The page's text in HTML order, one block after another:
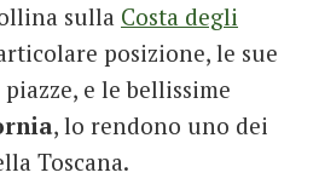
sulla Costa degli
posizione, le sue
e le bellissime
, lo rendono uno dei
Toscana.